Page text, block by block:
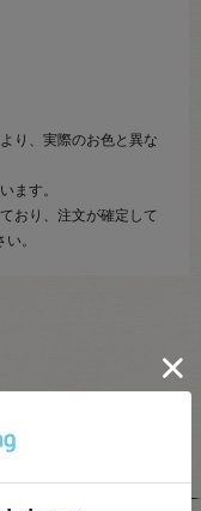
り、実際のお色と異な
ます。
おり、注文が確定して
。